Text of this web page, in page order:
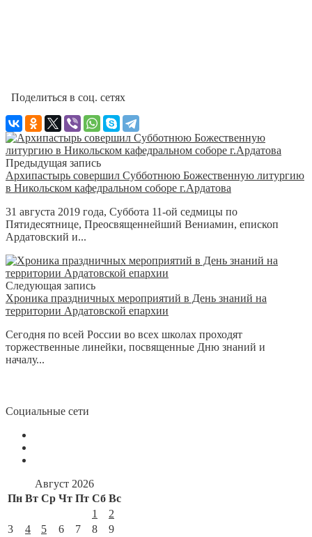
Поделиться в соц. сетях
Предыдущая запись
Архипастырь совершил Субботнюю Божественную литургию
в Никольском кафедральном соборе г.Ардатова
31 августа 2019 года, Суббота 11-ой седмицы по
Пятидесятнице, Преосвященнейший Вениамин, епископ
Ардатовский и...
Следующая запись
Хроника праздничных мероприятий в День знаний на
территории Ардатовской епархии
Сегодня по всей России во всех школах проходят
торжественные линейки, посвященные Дню знаний и
началу...
Социальные сети
Август 2026
Пн Вт Ср Чт Пт Сб Вс
1
2
3
4 5 6 7 8
9